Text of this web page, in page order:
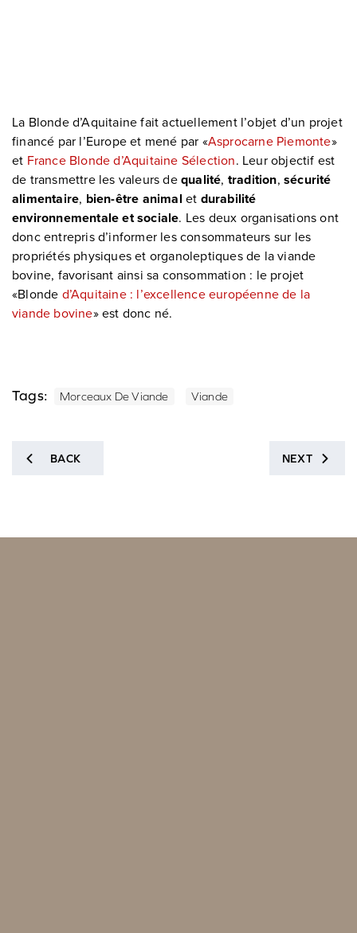
La Blonde d’Aquitaine fait actuellement l’objet d’un projet
financé par l’Europe et mené par «Asprocarne Piemonte»
et France Blonde d’Aquitaine Sélection. Leur objectif est
de transmettre les valeurs de qualité, tradition,sécurité
alimentaire, bien-être animal et durabilité
environnementale et sociale. Les deux organisations ont
donc entrepris d’informer les consommateurs sur les
propriétés physiques et organoleptiques de la viande
bovine, favorisant ainsi sa consommation : le projet
«Blonde d’Aquitaine : l’excellence européenne de la
viande bovine» est donc né.
Tags: Morceaux De Viande Viande
BACK NEXT